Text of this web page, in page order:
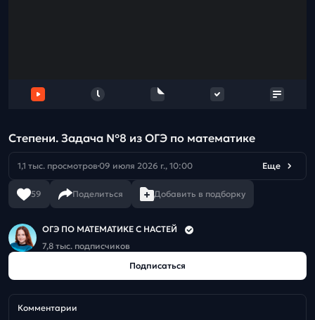
отзыв
Степени. Задача №8 из ОГЭ по математике
1,1 тыс. просмотров 09 июля 2026 г., 10:00 Еще
59 Поделиться Добавить в подборку
ОГЭ ПО МАТЕМАТИКЕ С НАСТЕЙ
7,8 тыс. подписчиков
Подписаться
Комментарии